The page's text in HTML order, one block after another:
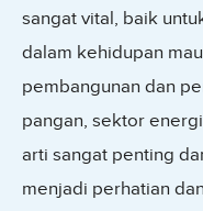
sangat vital, baik
dalam kehidupan
pembangunan dan
pangan, sektor
arti sangat penting
menjadi perhatian